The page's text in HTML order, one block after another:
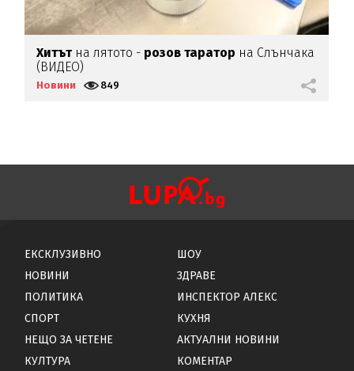
Хитътна лятото - розов таратор на Слънчака
(ВИДЕО)
Новини 849
ЕКСКЛУЗИВНО
НОВИНИ
ПОЛИТИКА
СПОРТ
НЕЩО ЗА ЧЕТЕНЕ
КУЛТУРА
ШОУ
ЗДРАВЕ
ИНСПЕКТОР АЛЕКС
КУХНЯ
АКТУАЛНИ НОВИНИ
КОМЕНТАР